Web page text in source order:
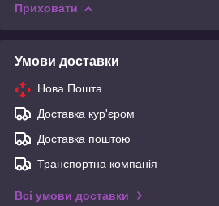
Приховати
Умови доставки
Нова Пошта
Доставка кур'єром
Доставка поштою
Транспортна компанія
Всі умови доставки